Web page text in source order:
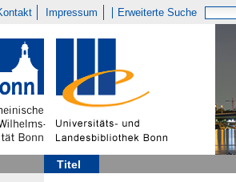
Impressum Erweiterte Suche
Titel